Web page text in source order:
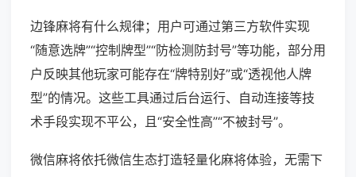
边锋麻将有什么规律；用户可通过第三方软件实现
“随意选牌”“控制牌型”“防检测防封号”等功能，部分用
户反映其他玩家可能存在“牌特别好”或“透视他人牌
型”的情况。这些工具通过后台运行、自动连接等技
术手段实现不平公，且“安全性高”“不被封号”。
微信麻将依托微信生态打造轻量化麻将体验，无需下